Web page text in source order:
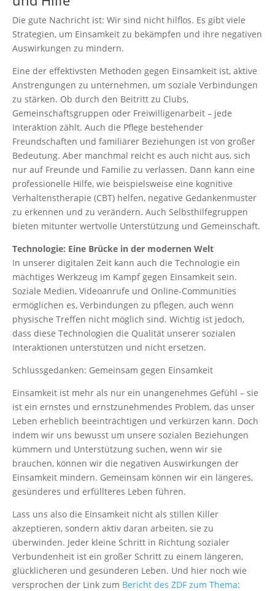
Die gute Nachricht ist: Wir sind nicht hilflos. Es gibt viele
Strategien, um Einsamkeit zu bekämpfen und ihre negativen
Auswirkungen zu mindern.
Eine der effektivsten Methoden gegen Einsamkeit ist, aktive
Anstrengungen zu unternehmen, um soziale Verbindungen
zu stärken. Ob durch den Beitritt zu Clubs,
Gemeinschaftsgruppen oder Freiwilligenarbeit – jede
Interaktion zählt. Auch die Pflege bestehender
Freundschaften und familiärer Beziehungen ist von großer
Bedeutung. Aber manchmal reicht es auch nicht aus, sich
nur auf Freunde und Familie zu verlassen. Dann kann eine
professionelle Hilfe, wie beispielsweise eine kognitive
Verhaltenstherapie (CBT) helfen, negative Gedankenmuster
zu erkennen und zu verändern. Auch Selbsthilfegruppen
bieten mitunter wertvolle Unterstützung und Gemeinschaft.
Technologie: Eine Brücke in der modernen Welt
In unserer digitalen Zeit kann auch die Technologie ein
mächtiges Werkzeug im Kampf gegen Einsamkeit sein.
Soziale Medien, Videoanrufe und Online-Communities
ermöglichen es, Verbindungen zu pflegen, auch wenn
physische Treffen nicht möglich sind. Wichtig ist jedoch,
dass diese Technologien die Qualität unserer sozialen
Interaktionen unterstützen und nicht ersetzen.
Schlussgedanken: Gemeinsam gegen Einsamkeit
Einsamkeit ist mehr als nur ein unangenehmes Gefühl – sie
ist ein ernstes und ernstzunehmendes Problem, das unser
Leben erheblich beeinträchtigen und verkürzen kann. Doch
indem wir uns bewusst um unsere sozialen Beziehungen
kümmern und Unterstützung suchen, wenn wir sie
brauchen, können wir die negativen Auswirkungen der
Einsamkeit mindern. Gemeinsam können wir ein längeres,
gesünderes und erfüllteres Leben führen.
Lass uns also die Einsamkeit nicht als stillen Killer
akzeptieren, sondern aktiv daran arbeiten, sie zu
überwinden. Jeder kleine Schritt in Richtung sozialer
Verbundenheit ist ein großer Schritt zu einem längeren,
glücklicheren und gesünderen Leben. Und hier noch wie
versprochen der Link zum Bericht des ZDF zum Thema: